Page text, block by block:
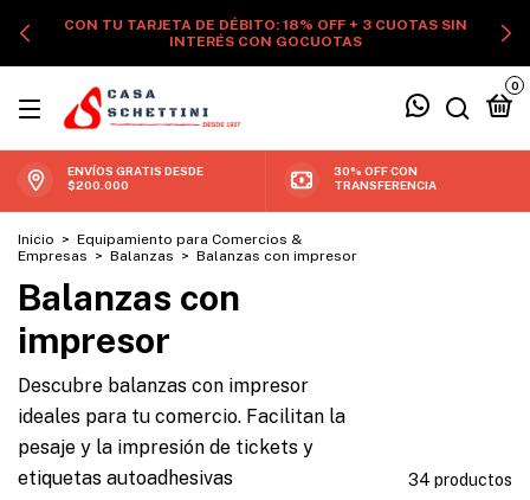
CON TU TARJETA DE DÉBITO: 18% OFF + 3 CUOTAS SIN
INTERÉS CON GOCUOTAS
0
ENVÍOS GRATIS DESDE
$200.000
30% OFF CON
TRANSFERENCIA
Inicio > Equipamiento para Comercios &
Empresas > Balanzas > Balanzas con impresor
Balanzas con
impresor
Descubre balanzas con impresor
ideales para tu comercio. Facilitan la
pesaje y la impresión de tickets y
etiquetas autoadhesivas
34 productos